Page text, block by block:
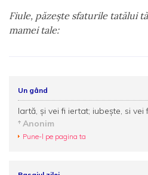
Fiule, păzeşte sfaturile tatălui
mamei tale:
Un gând
Iartă, şi vei fi iertat; iubeşte, si vei
Anonim
Pune-l pe pagina ta